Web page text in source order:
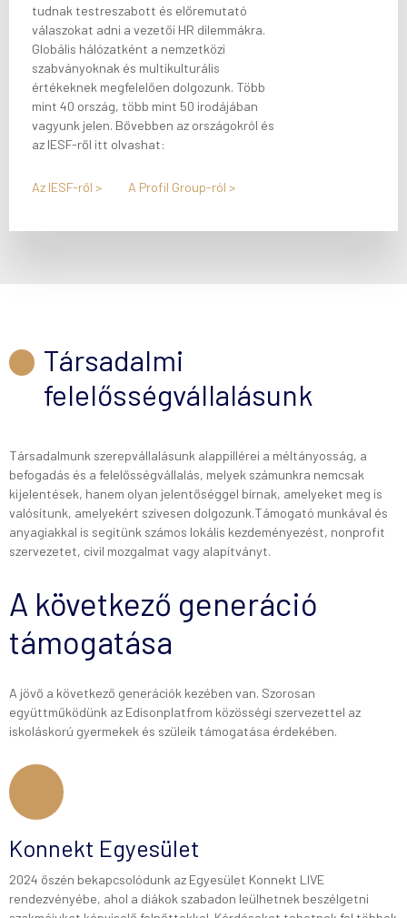
tudnak testreszabott és előremutató
válaszokat adni a vezetői HR dilemmákra.
Globális hálózatként a nemzetközi
szabványoknak és multikulturális
értékeknek megfelelően dolgozunk. Több
mint 40 ország, több mint 50 irodájában
vagyunk jelen. Bővebben az országokról és
az IESF-ről itt olvashat:
Az IESF-ről > A Profil Group-ról >
Társadalmi
felelősségvállalásunk
Társadalmunk szerepvállalásunk alappillérei a méltányosság, a
befogadás és a felelősségvállalás, melyek számunkra nemcsak
kijelentések, hanem olyan jelentőséggel bírnak, amelyeket meg is
valósítunk, amelyekért szívesen dolgozunk.Támogató munkával és
anyagiakkal is segítünk számos lokális kezdeményezést, nonprofit
szervezetet, civil mozgalmat vagy alapítványt.
A következő generáció
támogatása
A jövő a következő generációk kezében van. Szorosan
együttműködünk az Edisonplatfrom közösségi szervezettel az
iskoláskorú gyermekek és szüleik támogatása érdekében.
Konnekt Egyesület
2024 őszén bekapcsolódunk az Egyesület Konnekt LIVE
rendezvényébe, ahol a diákok szabadon leülhetnek beszélgetni